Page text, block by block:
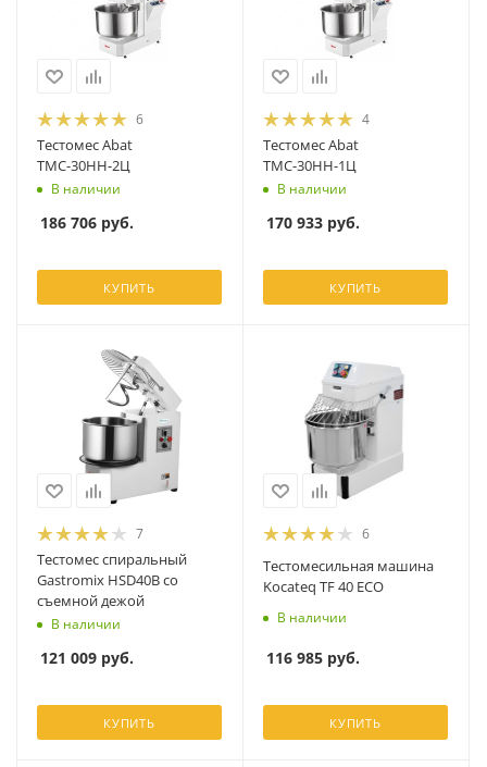
6
Тестомес Abat
ТМС-30НН-2Ц
В наличии
186 706 руб.
КУПИТЬ
4
Тестомес Abat
ТМС-30НН-1Ц
В наличии
170 933 руб.
КУПИТЬ
7
Тестомес спиральный
Gastromix HSD40B со
съемной дежой
В наличии
121 009 руб.
КУПИТЬ
6
Тестомесильная машина
Kocateq TF 40 ECO
В наличии
116 985 руб.
КУПИТЬ